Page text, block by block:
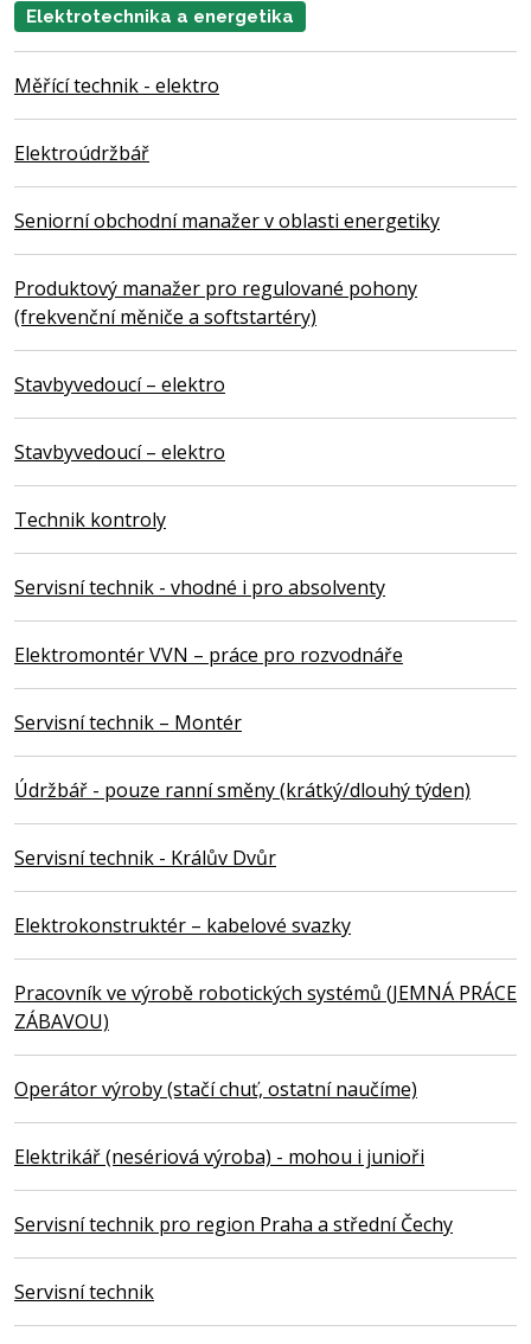
Elektrotechnika a energetika
Měřící technik - elektro
Elektroúdržbář
Seniorní obchodní manažer v oblasti energetiky
Produktový manažer pro regulované pohony
(frekvenční měniče a softstartéry)
Stavbyvedoucí – elektro
Stavbyvedoucí – elektro
Technik kontroly
Servisní technik - vhodné i pro absolventy
Elektromontér VVN – práce pro rozvodnáře
Servisní technik – Montér
Údržbář - pouze ranní směny (krátký/dlouhý týden)
Servisní technik - Králův Dvůr
Elektrokonstruktér – kabelové svazky
Pracovník ve výrobě robotických systémů (JEMNÁ PRÁCE
ZÁBAVOU)
Operátor výroby (stačí chuť, ostatní naučíme)
Elektrikář (nesériová výroba) - mohou i junioři
Servisní technik pro region Praha a střední Čechy
Servisní technik